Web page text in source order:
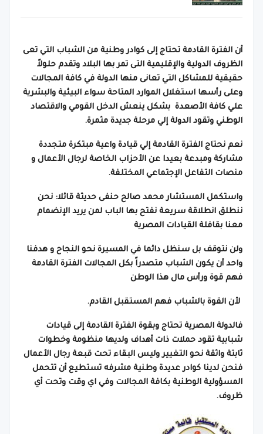
أن الفترة القادمة تحتاج إلى كوادر وطنية من الشباب التي تعى
الظروف الدولية والإقليمية التى تمر بها البلاد وتقدم حلولاً
حقيقية للمشاكل التي تعانى منها الدولة في كافة المجالات
وعلى رأسها استغلال الموارد المتاحة سواء البيئية والبشرية
علي كافة الأصعدة بشكل ينعش الدخل القومي والاقتصاد
الوطني وتقود الدولة إلي مرحلة جديدة مثمرة.
نعم نحتاج الفترة القادمة إلي قيادة واعية مبتكرة متجددة
مشاركة ومبدعة بعيدا عن الأحزاب الخاصة لرجال الأعمال و
منصات التفاعل الإجتماعي المختلفة.
واستكمل المستشار محمد صالح حنفى حديثة قائلا: نحن
ننطلق انطلاقة سريعة نفتح بها الباب لمن يريد الإنضمام
معنا بقافلة القيادات المصرية
ولن نتوقف بل سنظل دائما في المسيرة نحو النجاح و هدفنا
واحد أن يكون الشباب متصدراً بكل المجالات الفترة القادمة
فهم قوة ورأس مال هذا الوطن
لأن القوة بالشباب فهم المستقبل القادم.
فالدولة المصرية تحتاج وبقوة الفترة القادمة إلى قيادات
شبابية تقود حملات ذات أهداف ولديها منظومة وخطوات
ثابتة واثقة نحو التغيير وليس البقاء تحت قبعة رجال الأعمال
فنحن لدينا كوادر عديدة وطنية مشرفه تستطيع أن تتحمل
المسؤولية الوطنية بكافة المجالات وفي اي وقت وتحت أي
ظروف.